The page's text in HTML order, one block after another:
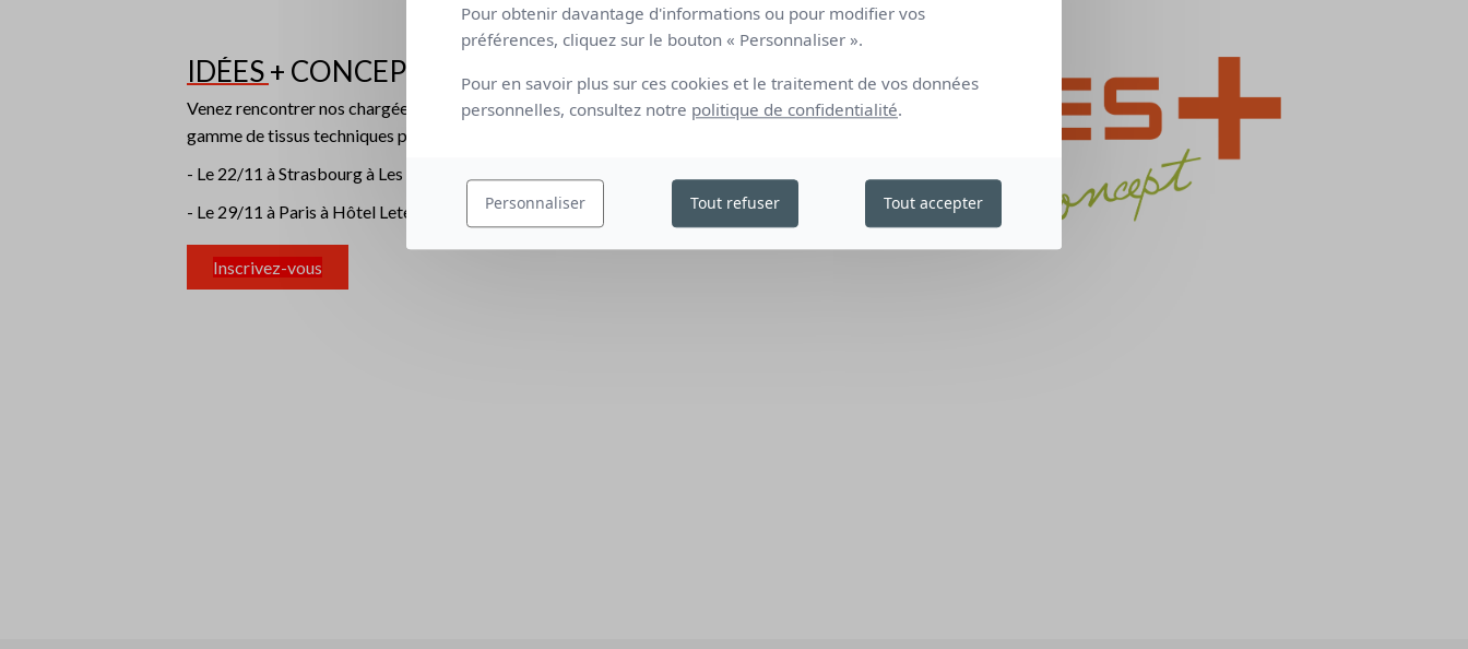
IDÉES + CONCEPT
Venez rencontrer nos chargées de prescription pour découvrir notre
gamme de tissus techniques pour protection solaire :
- Le 22/11 à Strasbourg à Les Haras
- Le 29/11 à Paris à Hôtel Letetia
Inscrivez-vous
Pour obtenir davantage d'informations ou pour modifier vos
préférences, cliquez sur le bouton « Personnaliser ».
Pour en savoir plus sur ces cookies et le traitement de vos données
personnelles, consultez notre politique de confidentialité.
Personnaliser Tout refuser Tout accepter